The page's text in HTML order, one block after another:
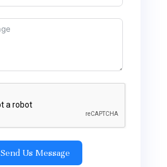
Send Us Message